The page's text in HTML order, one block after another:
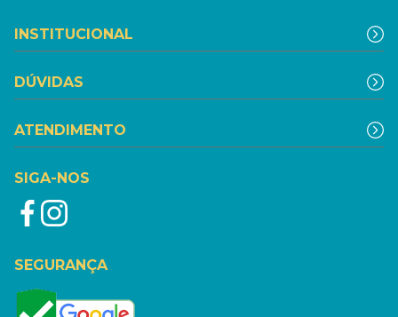
INSTITUCIONAL
DÚVIDAS
ATENDIMENTO
SIGA-NOS
SEGURANÇA